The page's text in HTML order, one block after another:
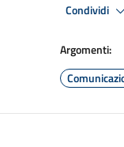
Condividi
Argomenti: